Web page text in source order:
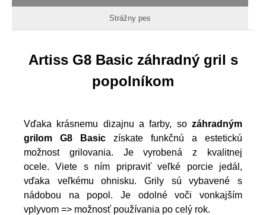
Strážny pes
Artiss G8 Basic záhradný gril s
popolníkom
Vďaka krásnemu dizajnu a farby, so záhradným
grilom G8 Basic získate funkčnú a estetickú
možnost grilovania. Je vyrobená z kvalitnej
ocele. Viete s ním pripraviť veľké porcie jedál,
vďaka veľkému ohnisku. Grily sú vybavené s
nádobou na popol. Je odolné voči vonkajším
vplyvom => možnosť používania po celý rok.